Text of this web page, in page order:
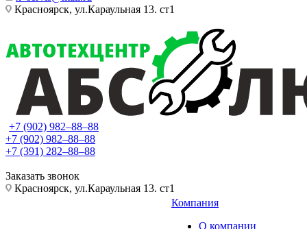
Красноярск, ул.Караульная 13. ст1
+7 (902) 982‒88‒88
+7 (902) 982‒88‒88
+7 (391) 282‒88‒88
Заказать звонок
Красноярск, ул.Караульная 13. ст1
Компания
О компании